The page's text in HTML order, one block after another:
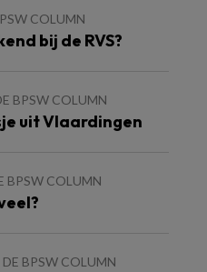
COLUMN
bij de RVS?
BPSW COLUMN
uit Vlaardingen
BPSW COLUMN
BPSW COLUMN